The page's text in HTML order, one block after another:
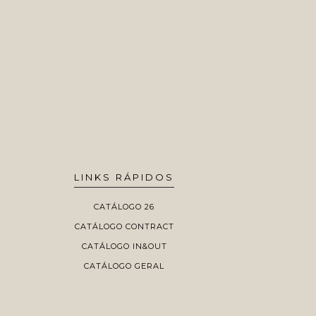
LINKS RÁPIDOS
CATÁLOGO 26
CATÁLOGO CONTRACT
CATÁLOGO IN&OUT
CATÁLOGO GERAL